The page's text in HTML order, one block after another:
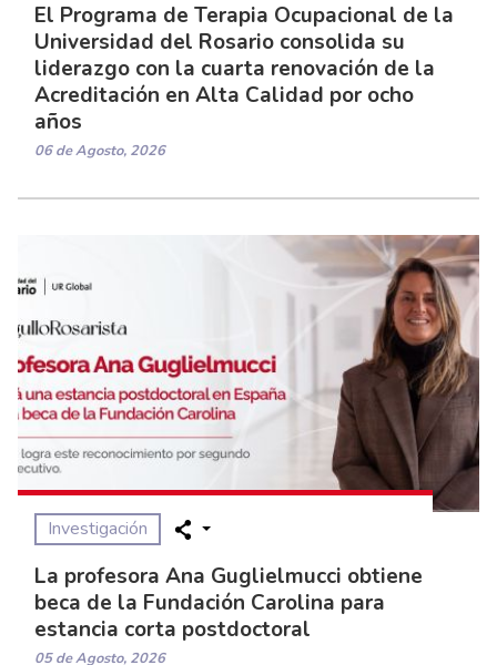
El Programa de Terapia Ocupacional de la
Universidad del Rosario consolida su
liderazgo con la cuarta renovación de la
Acreditación en Alta Calidad por ocho
años
06 de Agosto, 2026
Investigación
La profesora Ana Guglielmucci obtiene
beca de la Fundación Carolina para
estancia corta postdoctoral
05 de Agosto, 2026